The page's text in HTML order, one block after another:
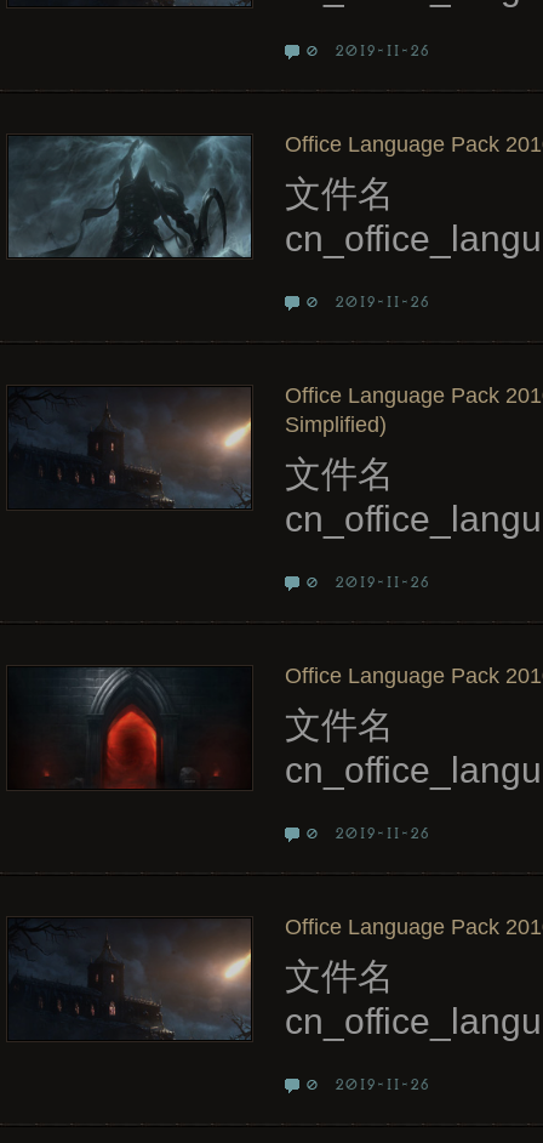
0 2019-11-26
Office Language Pack
文件名
0 2019-11-26
Office Language Pack
Simplified)
文件名
0 2019-11-26
Office Language Pack
文件名
0 2019-11-26
Office Language Pack
文件名
0 2019-11-26